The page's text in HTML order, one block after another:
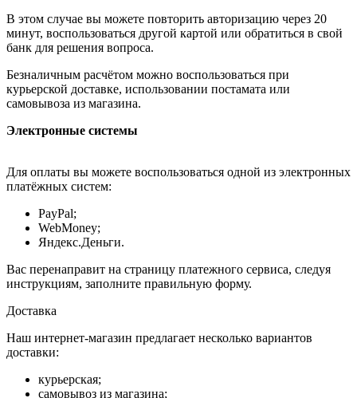
В этом случае вы можете повторить авторизацию через 20
минут, воспользоваться другой картой или обратиться в свой
банк для решения вопроса.
Безналичным расчётом можно воспользоваться при
курьерской доставке, использовании постамата или
самовывоза из магазина.
Электронные системы
Для оплаты вы можете воспользоваться одной из электронных
платёжных систем:
PayPal;
WebMoney;
Яндекс.Деньги.
Вас перенаправит на страницу платежного сервиса, следуя
инструкциям, заполните правильную форму.
Доставка
Наш интернет-магазин предлагает несколько вариантов
доставки:
курьерская;
самовывоз из магазина;